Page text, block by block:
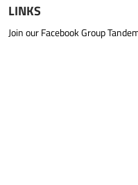
LINKS
Join our Facebook Group